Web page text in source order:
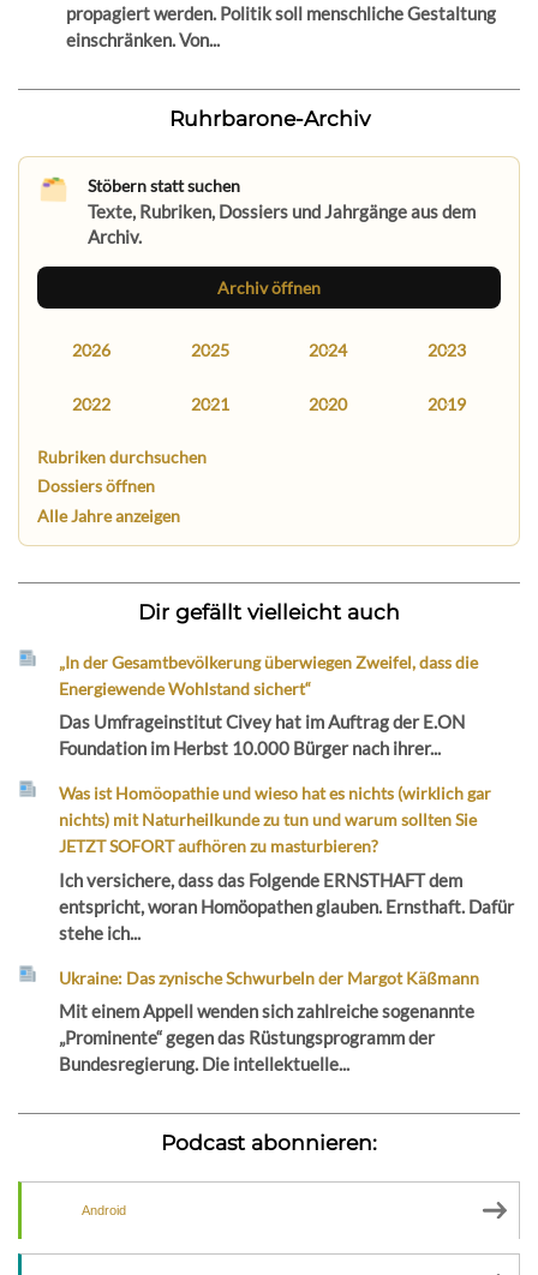
propagiert werden. Politik soll menschliche Gestaltung
einschränken. Von...
Ruhrbarone-Archiv
Stöbern statt suchen
Texte, Rubriken, Dossiers und Jahrgänge aus dem
Archiv.
Archiv öffnen
2026 2025 2024 2023
2022 2021 2020 2019
Rubriken durchsuchen
Dossiers öffnen
Alle Jahre anzeigen
Dir gefällt vielleicht auch
„In der Gesamtbevölkerung überwiegen Zweifel, dass die
Energiewende Wohlstand sichert“
Das Umfrageinstitut Civey hat im Auftrag der E.ON
Foundation im Herbst 10.000 Bürger nach ihrer...
Was ist Homöopathie und wieso hat es nichts (wirklich gar
nichts) mit Naturheilkunde zu tun und warum sollten Sie
JETZT SOFORT aufhören zu masturbieren?
Ich versichere, dass das Folgende ERNSTHAFT dem
entspricht, woran Homöopathen glauben. Ernsthaft. Dafür
stehe ich...
Ukraine: Das zynische Schwurbeln der Margot Käßmann
Mit einem Appell wenden sich zahlreiche sogenannte
„Prominente“ gegen das Rüstungsprogramm der
Bundesregierung. Die intellektuelle...
Podcast abonnieren:
Android